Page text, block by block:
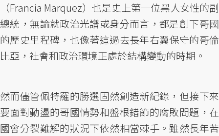
（Francia Marquez）也是史上第一位黑人女性的副
總統，無論就政治光譜或身分而言，都是創下哥國
的歷史里程碑，也像著這過去長年右翼保守的哥倫
比亞，社會和政治環境正處於結構變動的時期。
然而儘管佩特羅的勝選固然創造新紀錄，但接下來
要面對動盪的哥國情勢和盤根錯節的腐敗問題，在
國會分裂難解的狀況下依然相當棘手。雖然長年苦